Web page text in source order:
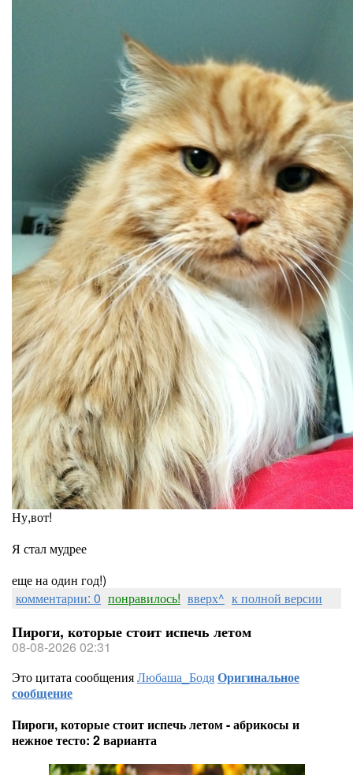
Ну,вот!
Я стал мудрее
еще на один год!)
комментарии: 0 понравилось! вверх^ к полной версии
Пироги, которые стоит испечь летом
08-08-2026 02:31
Это цитата сообщенияЛюбаша_БодяОригинальное
сообщение
Пироги, которые стоит испечь летом - абрикосы и
нежное тесто: 2 варианта